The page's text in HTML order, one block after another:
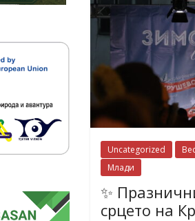
Uncategorized
Млади
✨
срцето на